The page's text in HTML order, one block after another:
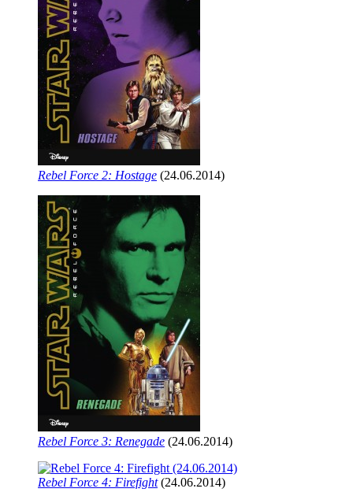
Rebel Force 2: Hostage (24.06.2014)
Rebel Force 3: Renegade (24.06.2014)
Rebel Force 4: Firefight(24.06.2014)